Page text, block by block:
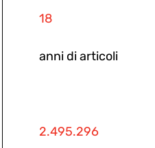
18
anni di articoli
2.495.296